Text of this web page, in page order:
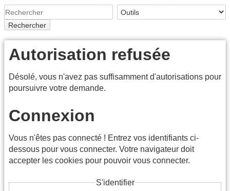
Rechercher
Autorisation refusée
Désolé, vous n'avez pas suffisamment d'autorisations pour
poursuivre votre demande.
Connexion
Vous n'êtes pas connecté ! Entrez vos identifiants ci-
dessous pour vous connecter. Votre navigateur doit
accepter les cookies pour pouvoir vous connecter.
S'identifier